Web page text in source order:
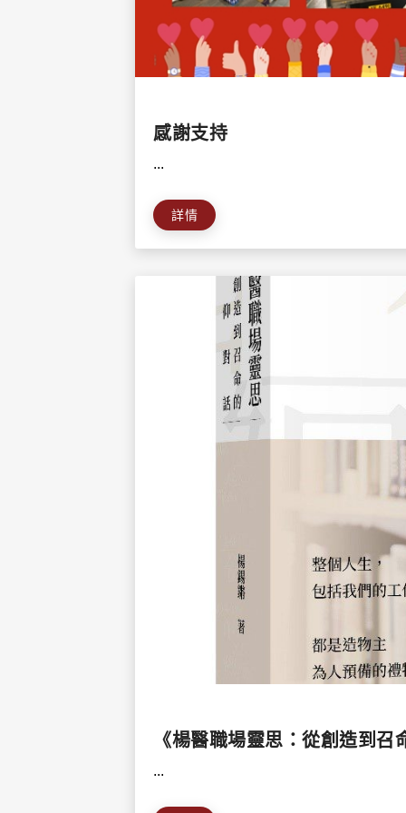
感謝支持
...
詳情
《楊醫職場靈思：從創造到召
...